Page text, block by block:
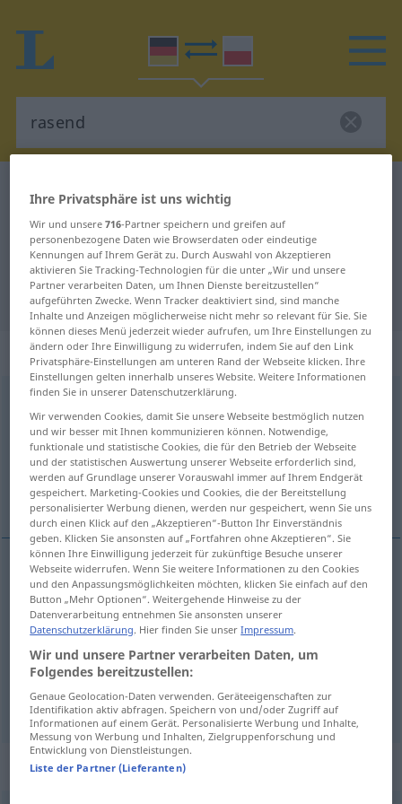
Deutsch-Polnisch Wörterbuch
Deutsch-Polnisch Übersetzung für
"rasend"
"rasend" Polnisch Übersetzung
„rasend“
rasend
Übersicht aller Übersetzungen
(Für mehr Details die Übersetzung anklicken/antippen)
szalony, burzliwy, huczny, szalenie
szalony rasendsehr, überaus
szaleniea. UMG PRÄD rasend sehr, überaus
burzliwy, huczny rasendBeifall
Synonyme für "rasend"
Ihre Privatsphäre ist uns wichtig
Wir und unsere716-Partner speichern und greifen auf
personenbezogene Daten wie Browserdaten oder eindeutige
Kennungen auf Ihrem Gerät zu. Durch Auswahl von Akzeptieren
aktivieren Sie Tracking-Technologien für die unter „Wir und unsere
Partner verarbeiten Daten, um Ihnen Dienste bereitzustellen“
aufgeführten Zwecke. Wenn Tracker deaktiviert sind, sind manche
Inhalte und Anzeigen möglicherweise nicht mehr so relevant für Sie. Sie
können dieses Menü jederzeit wieder aufrufen, um Ihre Einstellungen zu
ändern oder Ihre Einwilligung zu widerrufen, indem Sie auf den Link
Privatsphäre-Einstellungen am unteren Rand der Webseite klicken. Ihre
Einstellungen gelten innerhalb unseres Website. Weitere Informationen
finden Sie in unserer Datenschutzerklärung.
Wir verwenden Cookies, damit Sie unsere Webseite bestmöglich nutzen
und wir besser mit Ihnen kommunizieren können. Notwendige,
funktionale und statistische Cookies, die für den Betrieb der Webseite
und der statistischen Auswertung unserer Webseite erforderlich sind,
werden auf Grundlage unserer Vorauswahl immer auf Ihrem Endgerät
gespeichert. Marketing-Cookies und Cookies, die der Bereitstellung
personalisierter Werbung dienen, werden nur gespeichert, wenn Sie uns
durch einen Klick auf den „Akzeptieren“-Button Ihr Einverständnis
geben. Klicken Sie ansonsten auf „Fortfahren ohne Akzeptieren“. Sie
können Ihre Einwilligung jederzeit für zukünftige Besuche unserer
Webseite widerrufen. Wenn Sie weitere Informationen zu den Cookies
und den Anpassungsmöglichkeiten möchten, klicken Sie einfach auf den
Button „Mehr Optionen“. Weitergehende Hinweise zu der
Datenverarbeitung entnehmen Sie ansonsten unserer
Datenschutzerklärung. Hier finden Sie unserImpressum.
Wir und unsere Partner verarbeiten Daten, um
Folgendes bereitzustellen:
Genaue Geolocation-Daten verwenden. Geräteeigenschaften zur
Identifikation aktiv abfragen. Speichern von und/oder Zugriff auf
Informationen auf einem Gerät. Personalisierte Werbung und Inhalte,
Messung von Werbung und Inhalten, Zielgruppenforschung und
Entwicklung von Dienstleistungen.
Liste der Partner (Lieferanten)